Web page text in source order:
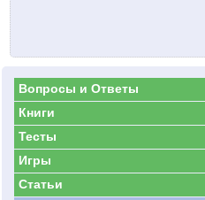
Вопросы и Ответы
Книги
Тесты
Игры
Статьи